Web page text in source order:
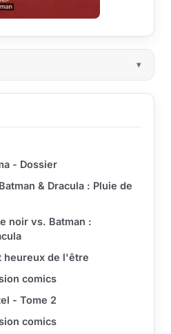
- Dossier
& Dracula : Pluie de
noir vs. Batman :
heureux de l'être
comics
- Tome 2
comics